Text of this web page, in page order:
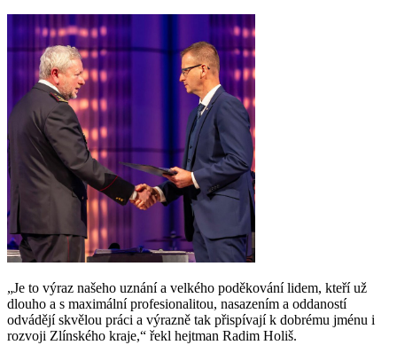
„Je to výraz našeho uznání a velkého poděkování lidem, kteří už
dlouho a s maximální profesionalitou, nasazením a oddaností
odvádějí skvělou práci a výrazně tak přispívají k dobrému jménu i
rozvoji Zlínského kraje,“ řekl hejtman Radim Holiš.